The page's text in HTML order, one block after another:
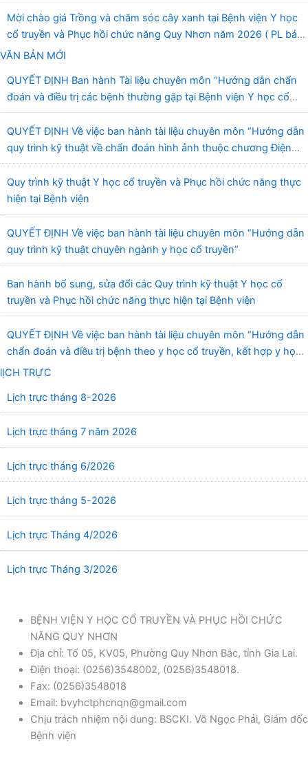
Mời chào giá Trồng và chăm sóc cây xanh tại Bệnh viện Y học
cổ truyền và Phục hồi chức năng Quy Nhơn năm 2026 ( PL bản
Danh mục hàng hóa, mẫu báo giá kèm theo)
VĂN BẢN MỚI
QUYẾT ĐỊNH Ban hành Tài liệu chuyên môn “Hướng dẫn chẩn
đoán và điều trị các bệnh thường gặp tại Bệnh viện Y học cổ
truyền và Phục hồi chức năng Quy Nhơn”
QUYẾT ĐỊNH Về việc ban hành tài liệu chuyên môn “Hướng dẫn
quy trình kỹ thuật về chẩn đoán hình ảnh thuộc chương Điện
quang”
Quy trình kỹ thuật Y học cổ truyền và Phục hồi chức năng thực
hiện tại Bệnh viện
QUYẾT ĐỊNH Về việc ban hành tài liệu chuyên môn “Hướng dẫn
quy trình kỹ thuật chuyên ngành y học cổ truyền”
Ban hành bổ sung, sửa đổi các Quy trình kỹ thuật Y học cổ
truyền và Phục hồi chức năng thực hiện tại Bệnh viện
QUYẾT ĐỊNH Về việc ban hành tài liệu chuyên môn “Hướng dẫn
chẩn đoán và điều trị bệnh theo y học cổ truyền, kết hợp y học
cổ truyền với y học hiện đại”
lỊCH TRỰC
Lịch trực tháng 8-2026
Lịch trực tháng 7 năm 2026
Lịch trực tháng 6/2026
Lịch trực tháng 5-2026
Lịch trực Tháng 4/2026
Lịch trực Tháng 3/2026
BỆNH VIỆN Y HỌC CỔ TRUYỀN VÀ PHỤC HỒI CHỨC
NĂNG QUY NHƠN
Địa chỉ: Tổ 05, KV05, Phường Quy Nhơn Bắc, tỉnh Gia Lai.
Điện thoại: (0256)3548002, (0256)3548018.
Fax: (0256)3548018
Email: bvyhctphcnqn@gmail.com
Chịu trách nhiệm nội dung: BSCKI. Võ Ngọc Phải, Giám đốc
Bệnh viện